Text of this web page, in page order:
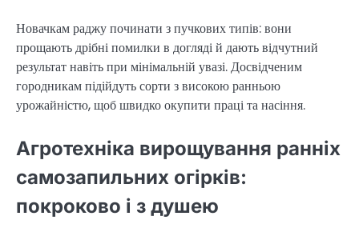
Новачкам раджу починати з пучкових типів: вони
прощають дрібні помилки в догляді й дають відчутний
результат навіть при мінімальній увазі. Досвідченим
городникам підійдуть сорти з високою ранньою
урожайністю, щоб швидко окупити праці та насіння.
Агротехніка вирощування ранніх
самозапильних огірків:
покроково і з душею